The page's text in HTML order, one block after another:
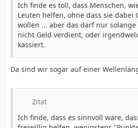
Ich finde es toll, dass Menschen,
Leuten helfen, ohne dass sie dabei
wollen ... aber das darf nur solange
nicht Geld verdient, oder
kassiert.
Da sind wir sogar auf einer
Zitat
Ich finde, dass es sinnvoll wäre,